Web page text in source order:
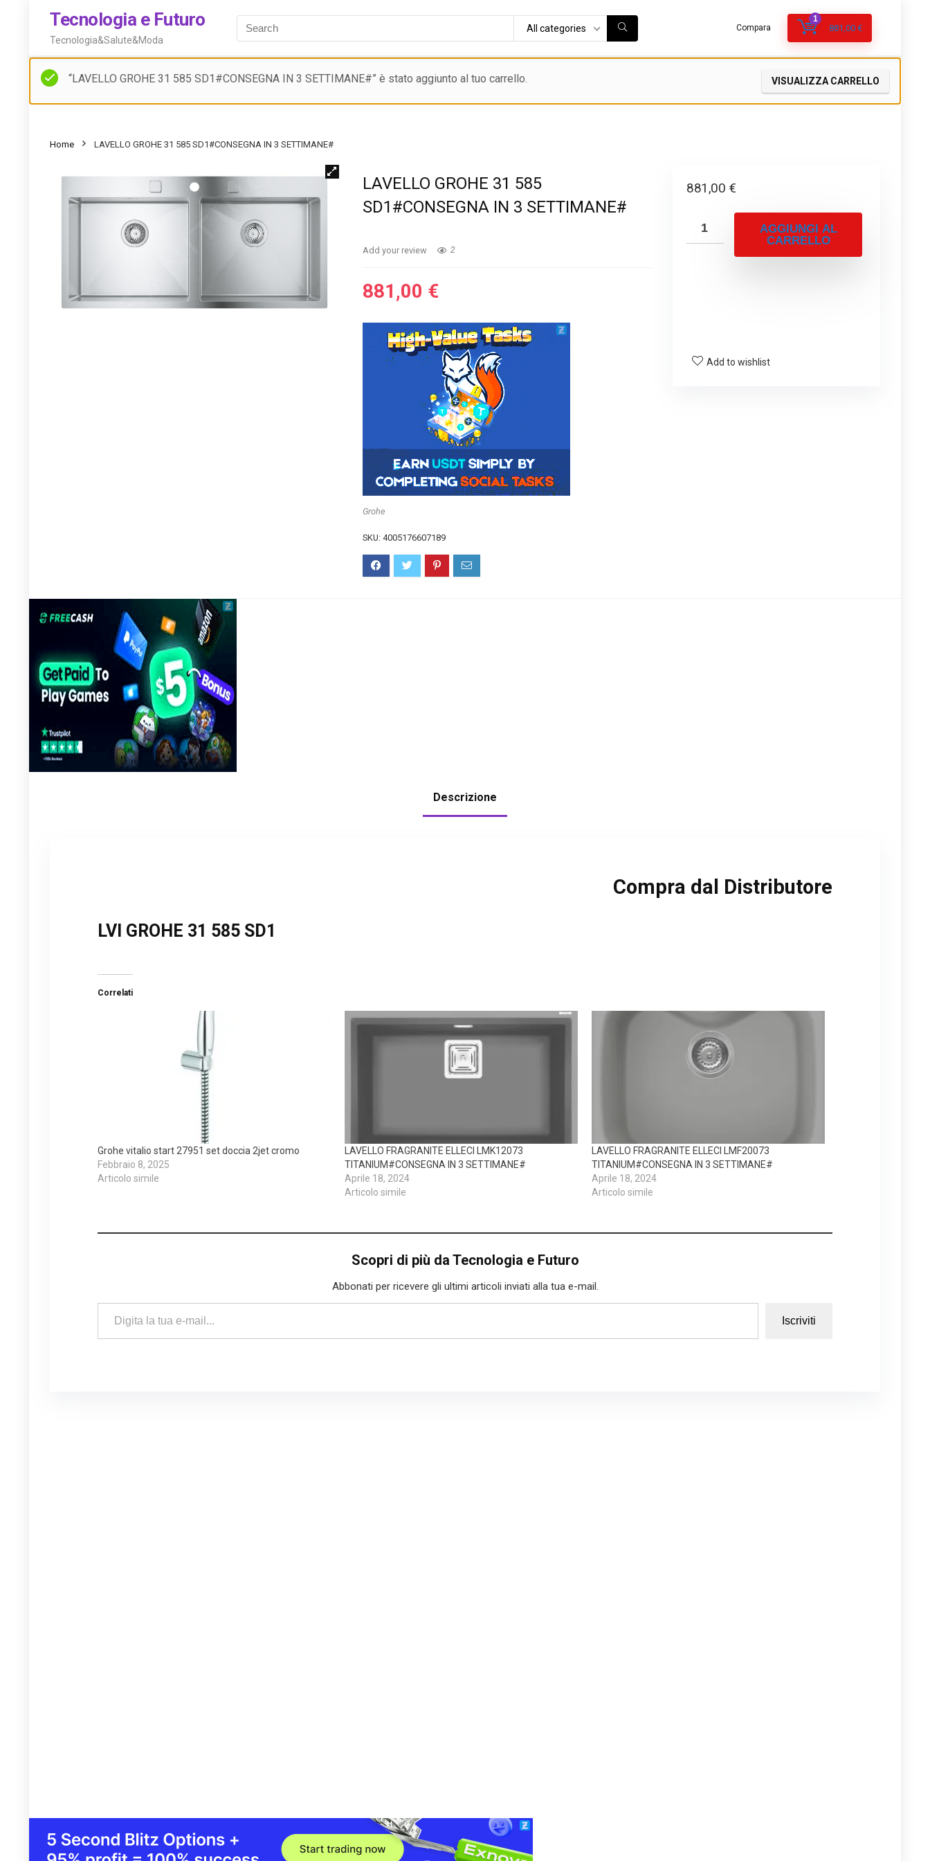
Tecnologia e Futuro
Tecnologia&Salute&Moda
All categories Compara
1
881,00 €
“LAVELLO GROHE 31 585 SD1#CONSEGNA IN 3 SETTIMANE#” è stato aggiunto al tuo carrello. VISUALIZZA CARRELLO
Home LAVELLO GROHE 31 585 SD1#CONSEGNA IN 3 SETTIMANE#
LAVELLO GROHE 31 585
SD1#CONSEGNA IN 3 SETTIMANE#
Add your review 2
881,00 €
Grohe
SKU:4005176607189
881,00 €
AGGIUNGI AL
CARRELLO
Add to wishlist
Descrizione
Compra dal Distributore
LVI GROHE 31 585 SD1
Correlati
Grohe vitalio start 27951 set doccia 2jet cromo
Febbraio 8, 2025
Articolo simile
LAVELLO FRAGRANITE ELLECI LMK12073
TITANIUM#CONSEGNA IN 3 SETTIMANE#
Aprile 18, 2024
Articolo simile
LAVELLO FRAGRANITE ELLECI LMF20073
TITANIUM#CONSEGNA IN 3 SETTIMANE#
Aprile 18, 2024
Articolo simile
Scopri di più da Tecnologia e Futuro
Abbonati per ricevere gli ultimi articoli inviati alla tua e-mail.
Digita la tua e-mail...
Iscriviti